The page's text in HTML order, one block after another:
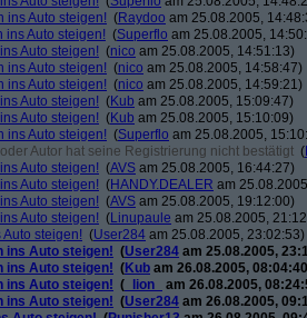
ins Auto steigen! (Raydoo am 25.08.2005,
ins Auto steigen! (Superflo am 25.08.2005,
Auto steigen! (nico am 25.08.2005, 14:51:13)
ins Auto steigen! (nico am 25.08.2005, 14:58:47)
ins Auto steigen! (nico am 25.08.2005, 14:59:21)
Auto steigen! (Kub am 25.08.2005, 15:09:47)
Auto steigen! (Kub am 25.08.2005, 15:10:09)
ins Auto steigen! (Superflo am 25.08.2005,
Autor hat seine Registrierung nicht bestätigt (
Auto steigen! (AVS am 25.08.2005, 16:44:27)
Auto steigen! (HANDY.DEALER am
Auto steigen! (AVS am 25.08.2005, 19:12:00)
Auto steigen! (Linupaule am 25.08.2005,
steigen! (User284 am 25.08.2005, 23:02:53)
ins Auto steigen! (User284 am 25.08.2005,
ins Auto steigen! (Kub am 26.08.2005,
ins Auto steigen! ( _lion_
am 26.08.2005,
ins Auto steigen! (User284 am 26.08.2005,